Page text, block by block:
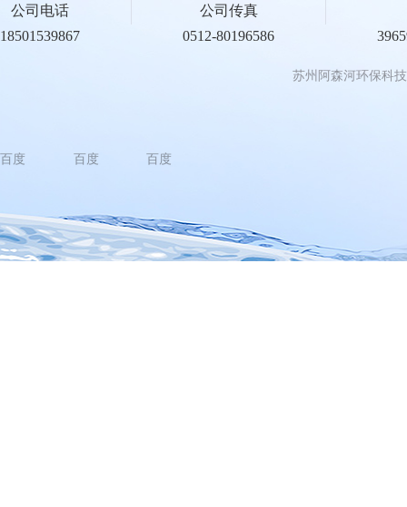
公司电话
18501539867
公司传真
0512-80196586
苏州阿森河环保科
百度 百度 百度